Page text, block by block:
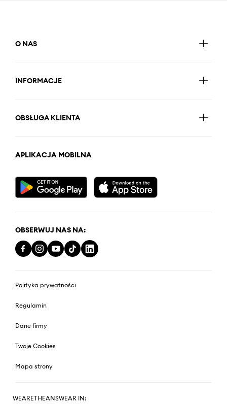
O NAS
INFORMACJE
OBSŁUGA KLIENTA
APLIKACJA MOBILNA
OBSERWUJ NAS NA:
Polityka prywatności
Regulamin
Dane firmy
Twoje Cookies
Mapa strony
WEARETHEANSWEAR IN: